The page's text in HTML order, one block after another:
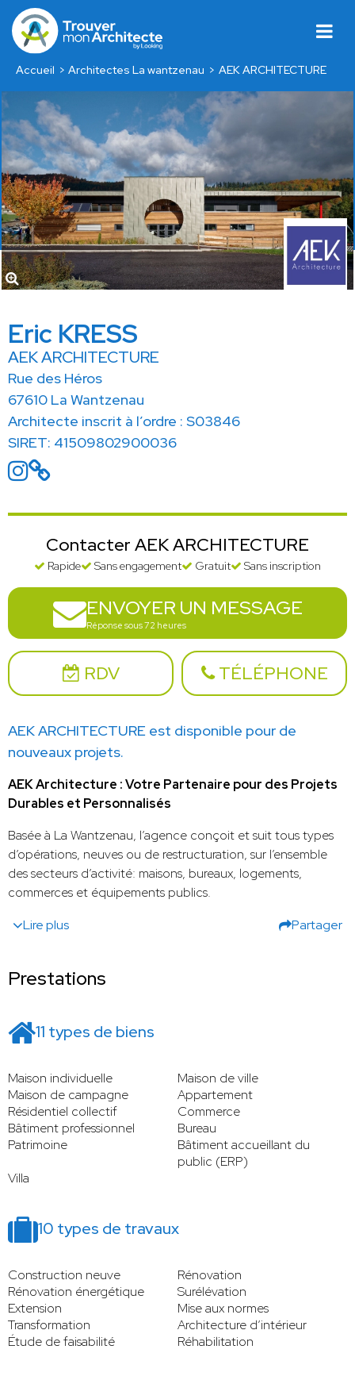
Accueil Architectes La wantzenau AEK ARCHITECTURE
Eric KRESS
AEK ARCHITECTURE
Rue des Héros
67610 La Wantzenau
Architecte inscrit à l’ordre : S03846
SIRET: 41509802900036
Contacter AEK ARCHITECTURE
Rapide Sans engagement Gratuit Sans inscription
ENVOYER UN MESSAGE
Réponse sous 72 heures
RDV TÉLÉPHONE
AEK ARCHITECTURE est disponible pour de
nouveaux projets.
AEK Architecture : Votre Partenaire pour des Projets
Durables et Personnalisés
Basée à La Wantzenau, l’agence conçoit et suit tous types
d’opérations, neuves ou de restructuration, sur l’ensemble
des secteurs d’activité: maisons, bureaux, logements,
commerces et équipements publics.
Lire plus
Partager
Prestations
11 types de biens
Maison individuelle
Maison de ville
Maison de campagne
Appartement
Résidentiel collectif
Commerce
Bâtiment professionnel
Bureau
Patrimoine
Bâtiment accueillant du
public (ERP)
Villa
10 types de travaux
Construction neuve
Rénovation
Rénovation énergétique
Surélévation
Extension
Mise aux normes
Transformation
Architecture d’intérieur
Étude de faisabilité
Réhabilitation